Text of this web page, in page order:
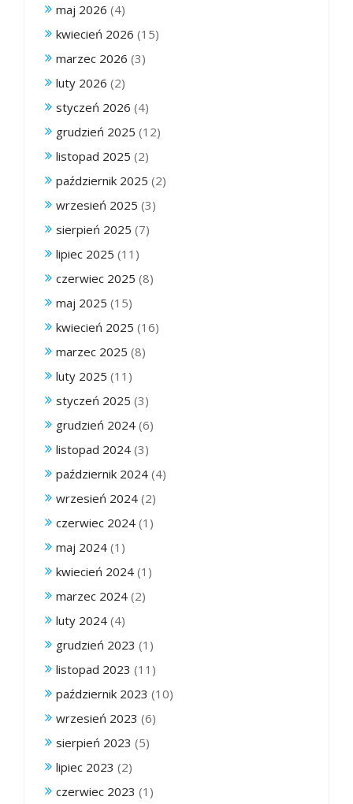
maj 2026 (4)
kwiecień 2026 (15)
marzec 2026 (3)
luty 2026 (2)
styczeń 2026 (4)
grudzień 2025 (12)
listopad 2025 (2)
październik 2025 (2)
wrzesień 2025 (3)
sierpień 2025 (7)
lipiec 2025 (11)
czerwiec 2025 (8)
maj 2025 (15)
kwiecień 2025 (16)
marzec 2025 (8)
luty 2025 (11)
styczeń 2025 (3)
grudzień 2024 (6)
listopad 2024 (3)
październik 2024 (4)
wrzesień 2024 (2)
czerwiec 2024 (1)
maj 2024 (1)
kwiecień 2024 (1)
marzec 2024 (2)
luty 2024 (4)
grudzień 2023 (1)
listopad 2023 (11)
październik 2023 (10)
wrzesień 2023 (6)
sierpień 2023 (5)
lipiec 2023 (2)
czerwiec 2023 (1)